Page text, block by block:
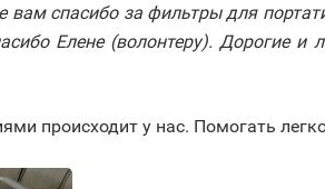
спасибо за фильтры для
Елене (волонтеру). Дорогие
происходит у нас. Помогать